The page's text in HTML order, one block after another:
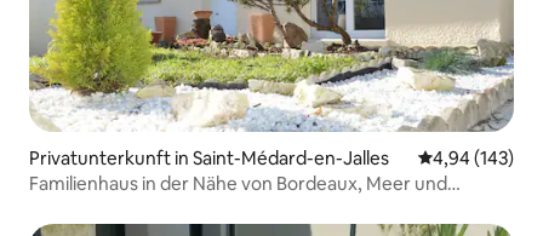
Privatunterkunft in Saint-Médard-en-Jalles
4,94 (143)
Familienhaus in der Nähe von Bordeaux, Meer und